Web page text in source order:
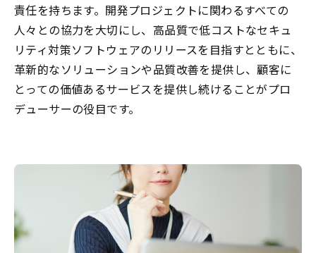
責任を持ちます。開発プロジェクトに関わるすべての
人々との協力を大切にし、高品質で低コストなセキュ
リティ対策ソフトウェアのリリースを目指すとともに、
革新的なソリューションや品質改善を提供し、顧客に
とっての価値あるサービスを提供し続けることがプロ
デューサーの役目です。